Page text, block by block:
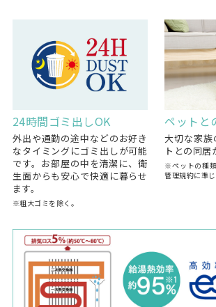
24時間ゴミ出しOK
外出や通勤の途中などのお好き
なタイミングにゴミ出しが可能
です。お部屋の中を清潔に、衛
生面からも安心で快適に暮らせ
ます。
※粗大ゴミを除く。
ペットと
大切な家族
トとの同居
※ペットの種
管理規約に準じ